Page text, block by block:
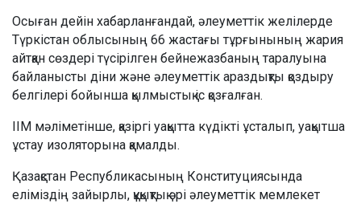
Осыған дейін хабарланғандай, әлеуметтік желілерде
Түркістан облысының 66 жастағы тұрғынының жария
айтқан сөздері түсірілген бейнежазбаның таралуына
байланысты діни және әлеуметтік араздықты қоздыру
белгілері бойынша қылмыстық іс қозғалған.
ІІМ мәліметінше, қазіргі уақытта күдікті ұсталып, уақытша
ұстау изоляторына қамалды.
Қазақстан Республикасының Конституциясында
еліміздің зайырлы, құқықтық әрі әлеуметтік мемлекет